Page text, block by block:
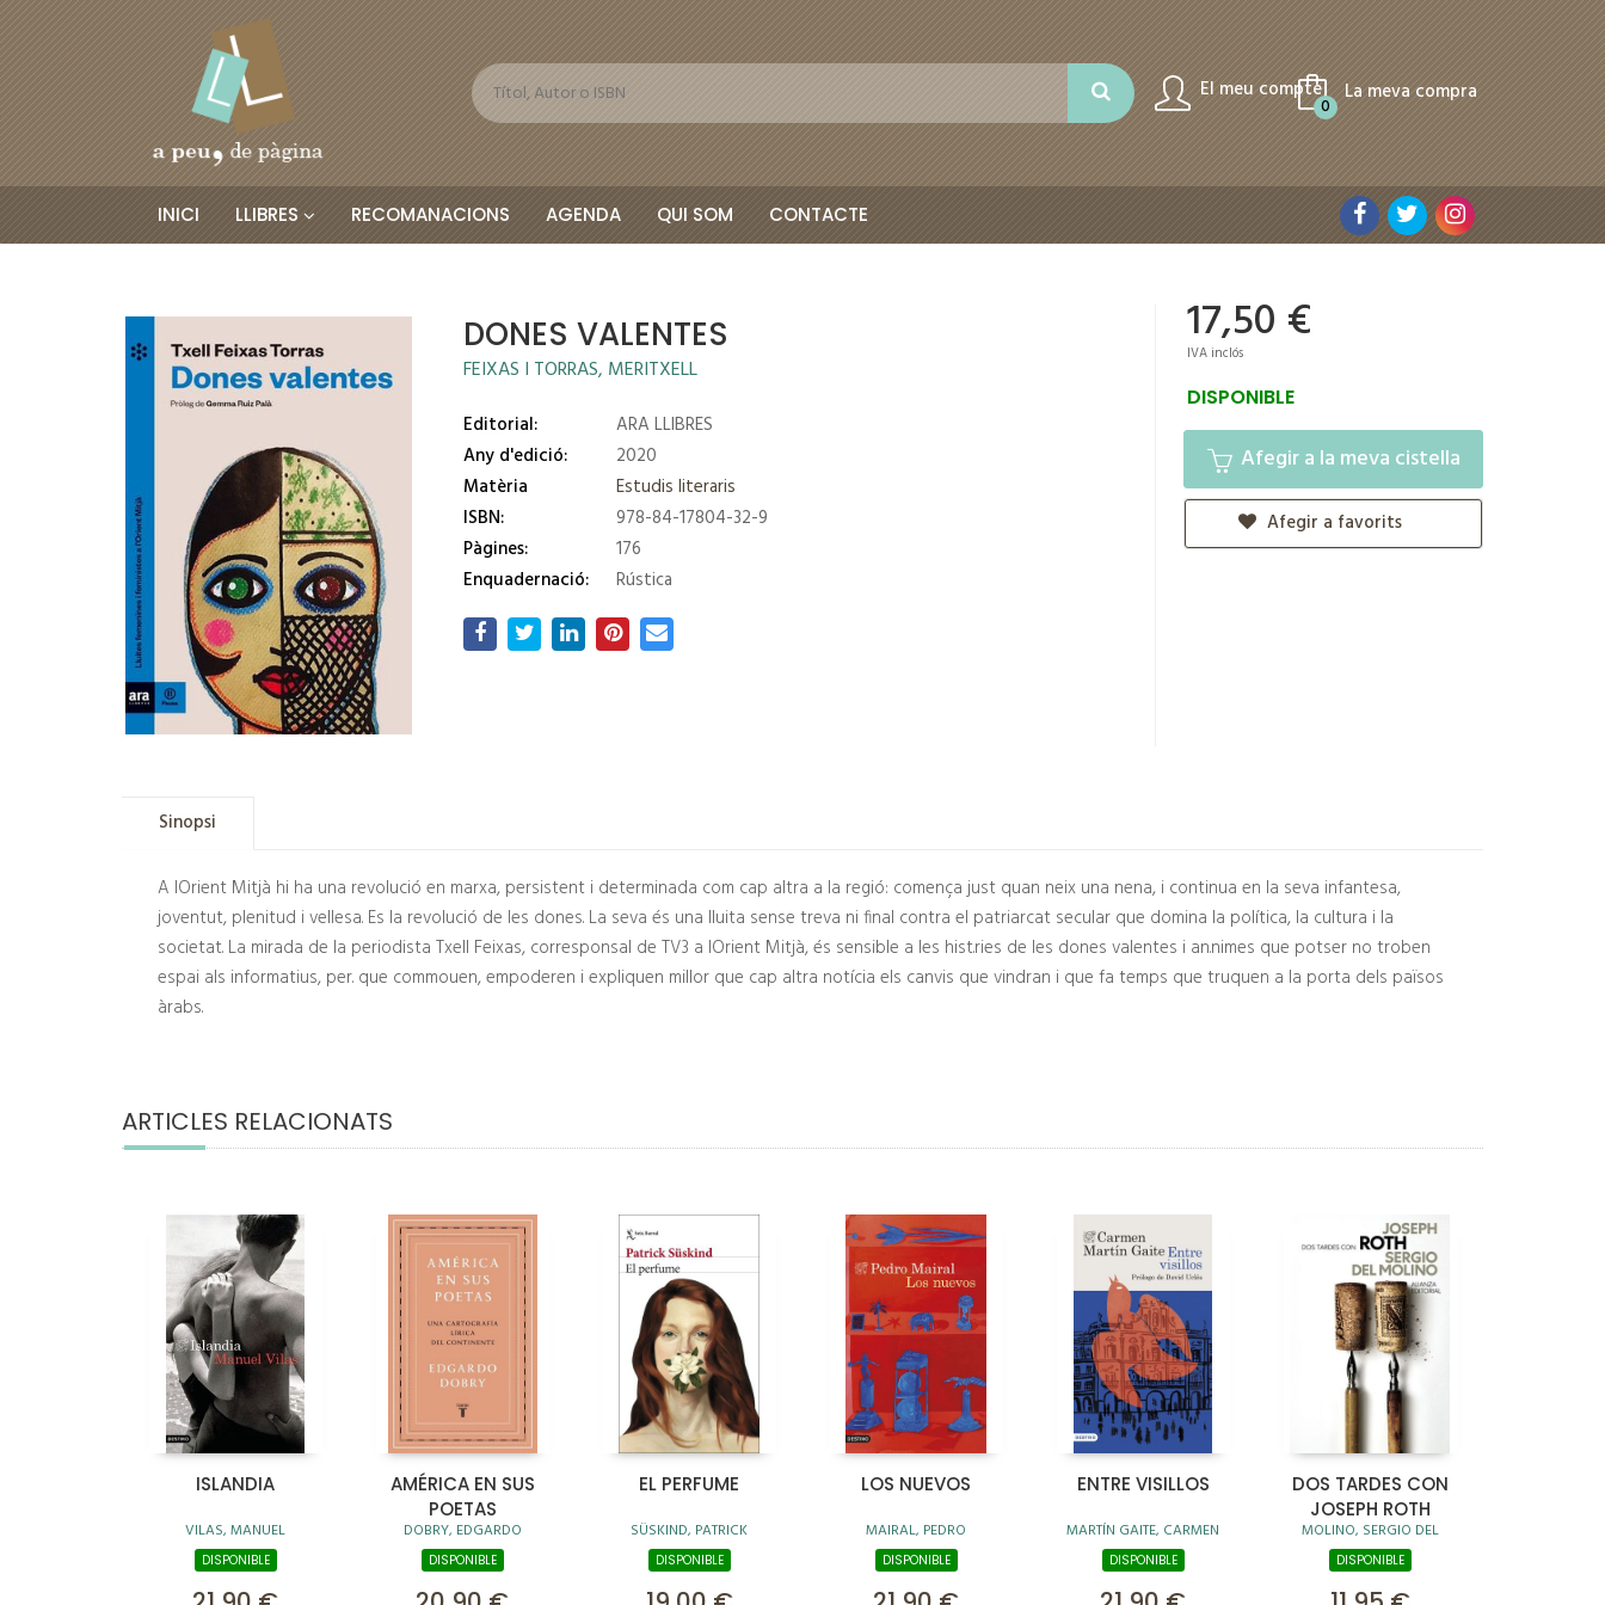
El meu compte La meva compra
0
INICI LLIBRES RECOMANACIONS AGENDA QUI SOM CONTACTE
DONES VALENTES
FEIXAS I TORRAS, MERITXELL
Editorial:
ARA LLIBRES
Any d'edició:
2020
Matèria
Estudis literaris
ISBN:
978-84-17804-32-9
Pàgines:
176
Enquadernació:
Rústica
17,50 €
IVA inclós
DISPONIBLE
Afegir a la meva cistella
Afegir a favorits
Sinopsi
A lOrient Mitjà hi ha una revolució en marxa, persistent i determinada com cap altra a la regió: comença just quan neix una nena, i continua en la seva infantesa,
joventut, plenitud i vellesa. Es la revolució de les dones. La seva és una lluita sense treva ni final contra el patriarcat secular que domina la política, la cultura i la
societat. La mirada de la periodista Txell Feixas, corresponsal de TV3 a lOrient Mitjà, és sensible a les hist.ries de les dones valentes i an.nimes que potser no troben
espai als informatius, per. que commouen, empoderen i expliquen millor que cap altra notícia els canvis que vindran i que fa temps que truquen a la porta dels països
àrabs.
ARTICLES RELACIONATS
ISLANDIA
VILAS, MANUEL
DISPONIBLE
AMÉRICA EN SUS
POETAS
DOBRY, EDGARDO
DISPONIBLE
EL PERFUME
SÜSKIND, PATRICK
DISPONIBLE
LOS NUEVOS
MAIRAL, PEDRO
DISPONIBLE
ENTRE VISILLOS
MARTÍN GAITE, CARMEN
DISPONIBLE
DOS TARDES CON
JOSEPH ROTH
MOLINO, SERGIO DEL
DISPONIBLE